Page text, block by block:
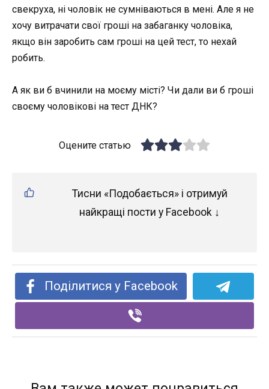
свекруха, ні чоловік не сумніваються в мені. Але я не
хочу витрачати свої гроші на забаганку чоловіка,
якщо він заробить сам гроші на цей тест, то нехай
робить.
А як ви б вчинили на моєму місті? Чи дали ви б гроші
своєму чоловікові на тест ДНК?
Оцените статью
Тисни «Подобається» і отримуй
найкращі пости у Facebook ↓
Поділитися у Facebook